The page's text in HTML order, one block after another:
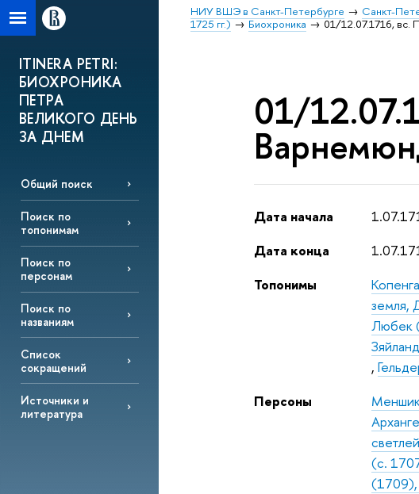
НИУ ВШЭ в Санкт-Петербурге Санкт-
1725 гг.)
Биохроника 01/12.07.1716, вс.
ITINERA PETRI:
БИОХРОНИКА
ПЕТРА
ВЕЛИКОГО ДЕНЬ
ЗА ДНЕМ
Общий поиск
Поиск по
топонимам
Поиск по
персонам
Поиск по
названиям
Список
сокращений
Источники и
литература
01/
Дата начала
Дата конца
Топонимы
земля,
Любек
,
Персоны
(с.
(1709),